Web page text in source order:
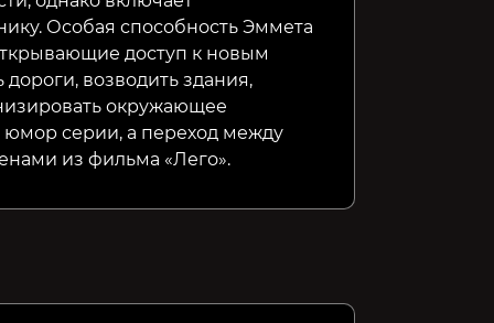
Особая способность Эммета
доступ к новым
возводить здания,
окружающее
серии, а переход между
из фильма «Лего».